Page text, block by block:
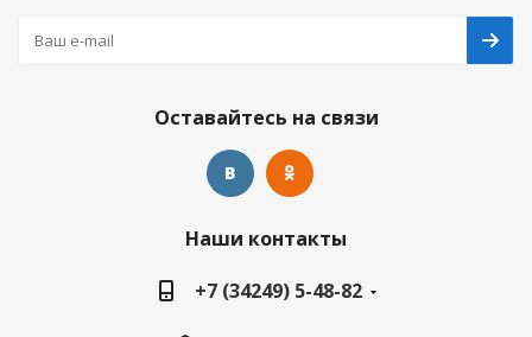
Оставайтесь на связи
Наши контакты
+7 (34249) 5-48-82